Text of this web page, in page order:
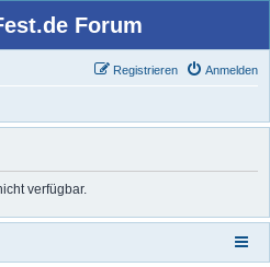
Forum
Anmelden
Registrieren
verfügbar.